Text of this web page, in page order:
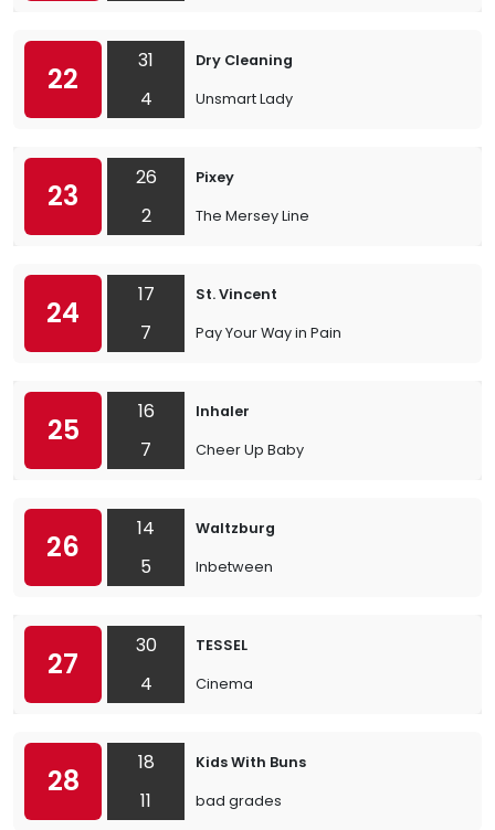
22
31
4
Dry Cleaning
Unsmart Lady
23
26
2
Pixey
The Mersey Line
24
17
7
St. Vincent
Pay Your Way in Pain
25
16
7
Inhaler
Cheer Up Baby
26
14
5
Waltzburg
Inbetween
27
30
4
TESSEL
Cinema
28
18
11
Kids With Buns
bad grades